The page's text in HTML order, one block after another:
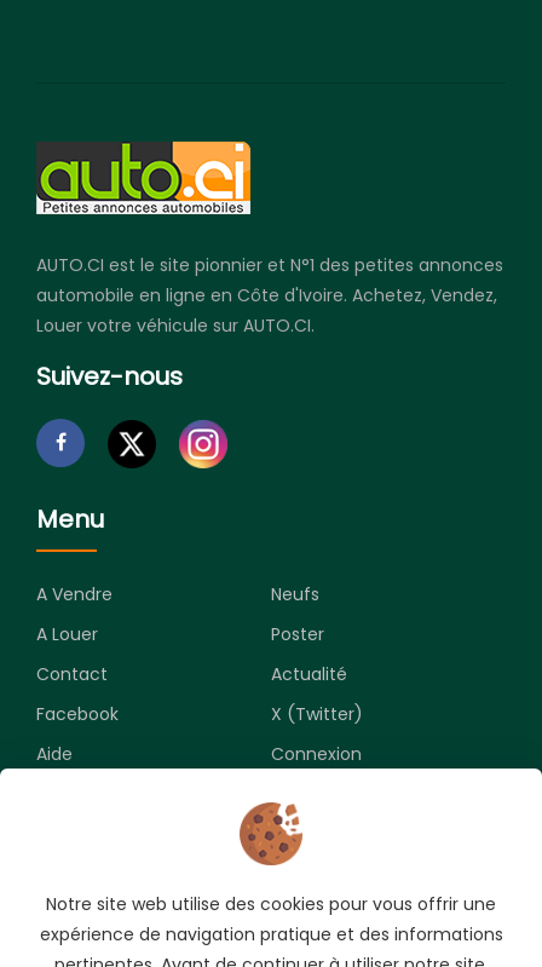
AUTO.CI est le site pionnier et N°1 des petites annonces
automobile en ligne en Côte d'Ivoire. Achetez, Vendez,
Louer votre véhicule sur AUTO.CI.
Suivez-nous
Menu
A Vendre
Neufs
A Louer
Poster
Contact
Actualité
Facebook
X (Twitter)
Aide
Connexion
Souscrivez pour recevoir les meilleures opportunités.
Notre site web utilise des cookies pour vous offrir une
expérience de navigation pratique et des informations